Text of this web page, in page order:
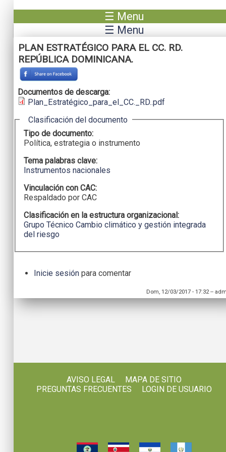
☰ Menu
☰ Menu
PLAN ESTRATÉGICO PARA EL CC. RD.
REPÚBLICA DOMINICANA.
Documentos de descarga:
Plan_Estratégico_para_el_CC._RD..pdf
Ocultar
Clasificación del documento
Tipo de documento:
Política, estrategia o instrumento
Tema palabras clave:
Instrumentos nacionales
Vinculación con CAC:
Respaldado por CAC
Clasificación en la estructura organizacional:
Grupo Técnico Cambio climático y gestión integrada
del riesgo
Inicie sesiónpara comentar
Dom, 12/03/2017 - 17:32--
AVISO LEGAL
MAPA DE SITIO
PREGUNTAS FRECUENTES
LOGIN DE USUARIO